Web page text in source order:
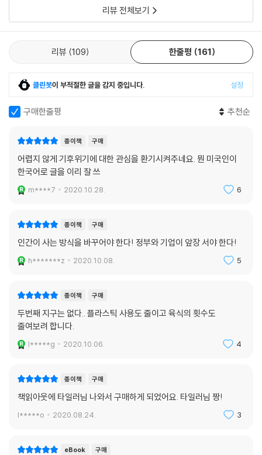
리뷰 전체보기
리뷰 109 한줄평 161
클린봇이 부적절한 글을 감지 중입니다. 설정
구매한줄평 추천순
종이책 구매
어렵지 않게 기후위기에 대한 관심을 환기시켜주네요. 뭔 미국인이
한국어로 글을 이리 잘 쓰
m****7 2020.10.28. 6
종이책 구매
인간이 사는 방식을 바꾸어야 한다! 정부와 기업이 앞장 서야 한다!
h*******z 2020.10.08. 5
종이책 구매
두번째 지구는 없다.. 플라스틱 사용도 줄이고 육식의 횟수도
줄여보려 합니다.
l*****g 2020.10.06. 4
종이책 구매
책읽아웃에 타일러님 나와서 구매하게 되었어요. 타일러님 짱!
l*****o 2020.08.24. 3
eBook 구매